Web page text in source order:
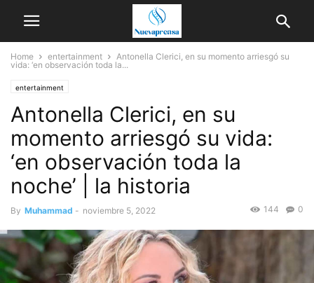
Home entertainment
Antonella Clerici, en su momento arriesgó su
vida: ‘en observación toda la...
entertainment
Antonella Clerici, en su
momento arriesgó su vida:
‘en observación toda la
noche’ | la historia
By Muhammad - noviembre 5, 2022 0
144